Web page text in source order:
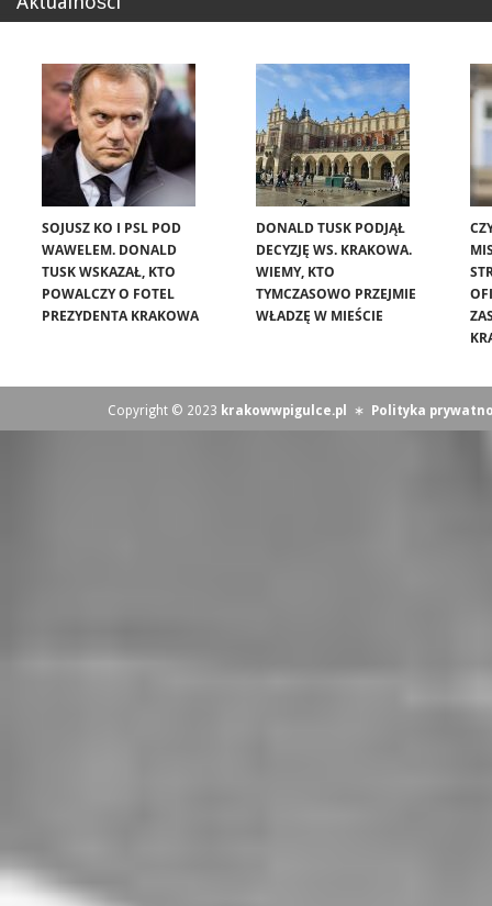
SOJUSZ KO I PSL POD
WAWELEM. DONALD
TUSK WSKAZAŁ, KTO
POWALCZY O FOTEL
PREZYDENTA KRAKOWA
DONALD TUSK PODJĄŁ
DECYZJĘ WS. KRAKOWA.
WIEMY, KTO
TYMCZASOWO PRZEJMIE
WŁADZĘ W MIEŚCIE
Copyright © 2023 krakowwpigulce.pl ∗ Polityka